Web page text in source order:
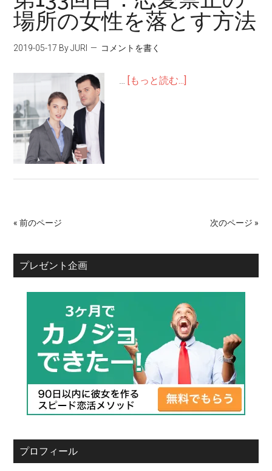
場所の女性を落とす方法
2019-05-17 By JURI コメントを書く
… [もっと読む...]
« 前のページ 次のページ »
プレゼント企画
プロフィール